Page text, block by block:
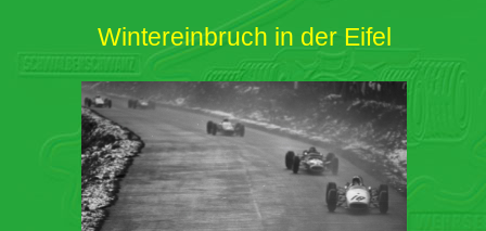
Wintereinbruch in der Eifel